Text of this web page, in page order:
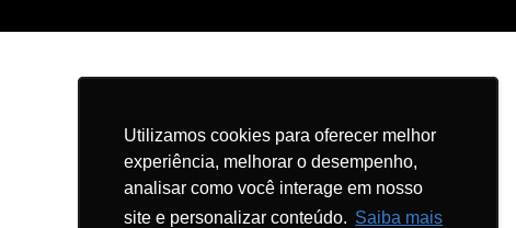
Utilizamos cookies para oferecer melhor
experiência, melhorar o desempenho,
analisar como você interage em nosso
site e personalizar conteúdo. Saiba mais
Utilizamos cookies para oferecer melhor
experiência, melhorar o desempenho,
analisar como você interage em nosso
site e personalizar conteúdo. Saiba mais